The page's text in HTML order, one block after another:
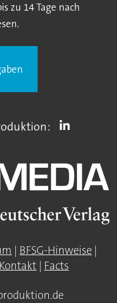
zu 14 Tage nach
| BFSG-Hinweise |
Kontakt | Facts